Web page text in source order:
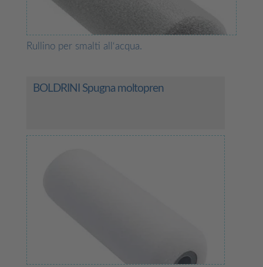
Rullino per smalti all‘acqua.
BOLDRINI Spugna moltopren